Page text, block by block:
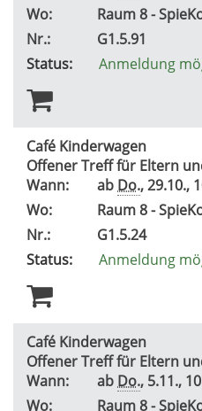
Wo:
Raum 8 -
Nr.:
G1.5.91
Status:
Anmeldung
Café Kinderwagen
Offener Treff für Eltern
Wann:
ab Do., 29.10.,
Wo:
Raum 8 -
Nr.:
G1.5.24
Status:
Anmeldung
Café Kinderwagen
Offener Treff für Eltern
Wann:
ab Do., 5.11.,
Wo:
Raum 8 -